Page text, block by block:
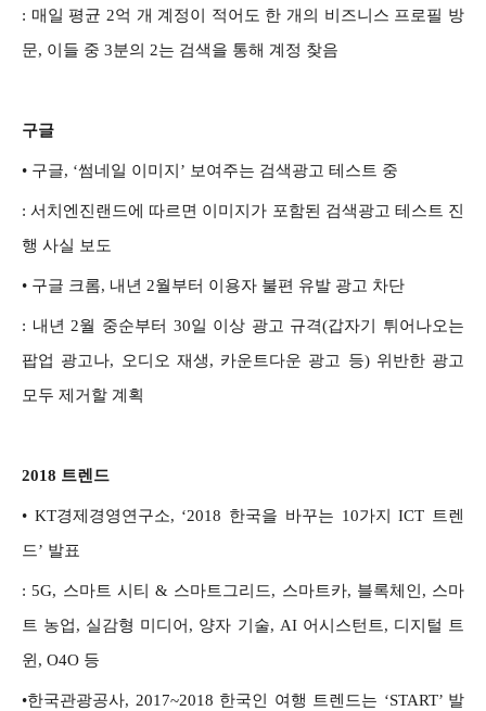
: 매일 평균 2억 개 계정이 적어도 한 개의 비즈니스 프로필 방
문, 이들 중 3분의 2는 검색을 통해 계정 찾음
구글
• 구글, ‘썸네일 이미지’ 보여주는 검색광고 테스트 중
: 서치엔진랜드에 따르면 이미지가 포함된 검색광고 테스트 진
행 사실 보도
• 구글 크롬, 내년 2월부터 이용자 불편 유발 광고 차단
: 내년 2월 중순부터 30일 이상 광고 규격(갑자기 튀어나오는
팝업 광고나, 오디오 재생, 카운트다운 광고 등) 위반한 광고
모두 제거할 계획
2018 트렌드
• KT경제경영연구소, ‘2018 한국을 바꾸는 10가지 ICT 트렌
드’ 발표
: 5G, 스마트 시티 & 스마트그리드, 스마트카, 블록체인, 스마
트 농업, 실감형 미디어, 양자 기술, AI 어시스턴트, 디지털 트
윈, O4O 등
•한국관광공사, 2017~2018 한국인 여행 트렌드는 ‘START’ 발